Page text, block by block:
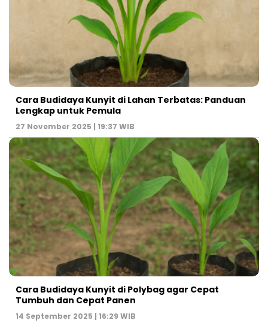
Cara Budidaya Kunyit di Lahan Terbatas: Panduan
Lengkap untuk Pemula
27 November 2025 | 19:37 WIB
Cara Budidaya Kunyit di Polybag agar Cepat
Tumbuh dan Cepat Panen
14 September 2025 | 16:29 WIB